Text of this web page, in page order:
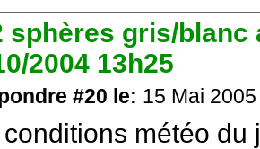
sphères gris/blanc
2004 13h25
#20 le: 15 Mai
météo